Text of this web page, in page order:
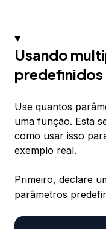
Usando
predefinidos
Use quantos
uma função. Esta
como usar isso
exemplo real.
Primeiro, declare
parâmetros